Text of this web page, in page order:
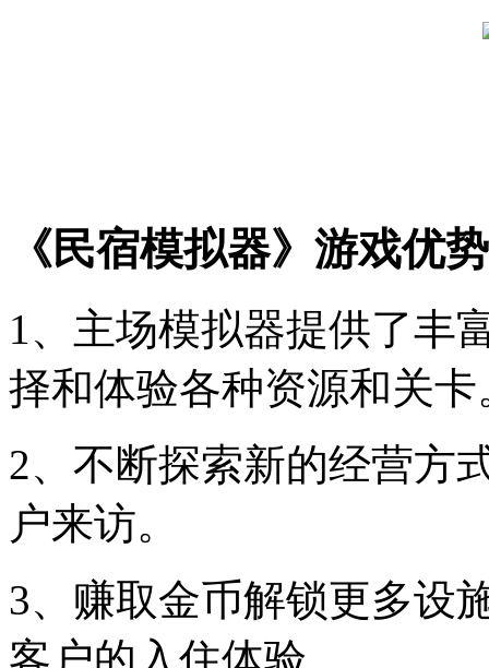
《民宿模拟器》游戏优
1、主场模拟器提供了丰
择和体验各种资源和关卡
2、不断探索新的经营方
户来访。
3、赚取金币解锁更多设
客户的入住体验。